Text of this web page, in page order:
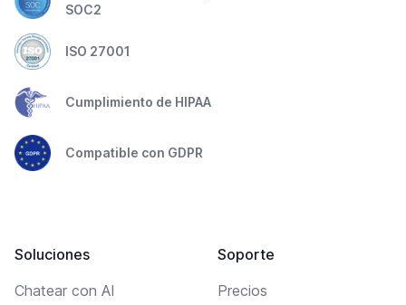
SOC2
ISO 27001
Cumplimiento de HIPAA
Compatible con GDPR
Soluciones
Chatear con AI
Soporte
Precios